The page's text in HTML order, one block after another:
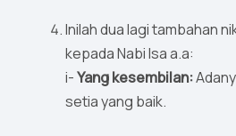
Inilah dua lagi tambahan
kepada Nabi Isa a.a:
i-Yang kesembilan:
setia yang baik.